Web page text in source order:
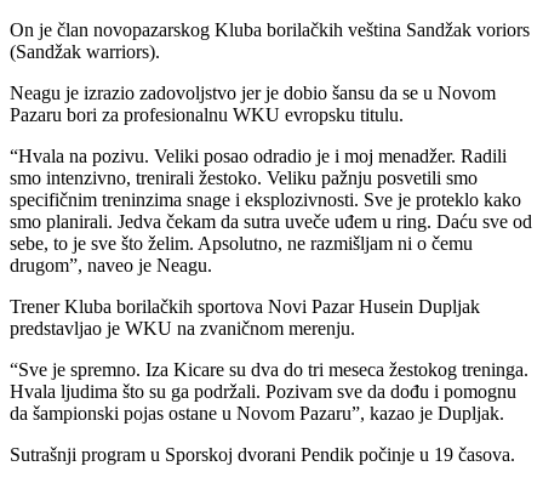
On je član novopazarskog Kluba borilačkih veština Sandžak voriors
(Sandžak warriors).
Neagu je izrazio zadovoljstvo jer je dobio šansu da se u Novom
Pazaru bori za profesionalnu WKU evropsku titulu.
“Hvala na pozivu. Veliki posao odradio je i moj menadžer. Radili
smo intenzivno, trenirali žestoko. Veliku pažnju posvetili smo
specifičnim treninzima snage i eksplozivnosti. Sve je proteklo kako
smo planirali. Jedva čekam da sutra uveče uđem u ring. Daću sve od
sebe, to je sve što želim. Apsolutno, ne razmišljam ni o čemu
drugom”, naveo je Neagu.
Trener Kluba borilačkih sportova Novi Pazar Husein Dupljak
predstavljao je WKU na zvaničnom merenju.
“Sve je spremno. Iza Kicare su dva do tri meseca žestokog treninga.
Hvala ljudima što su ga podržali. Pozivam sve da dođu i pomognu
da šampionski pojas ostane u Novom Pazaru”, kazao je Dupljak.
Sutrašnji program u Sporskoj dvorani Pendik počinje u 19 časova.